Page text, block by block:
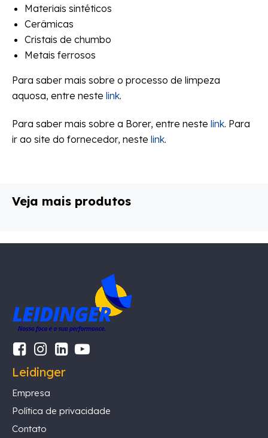
Materiais sintéticos
Cerâmicas
Cristais de chumbo
Metais ferrosos
Para saber mais sobre o processo de limpeza
aquosa, entre neste link.
Para saber mais sobre a Borer, entre neste link. Para
ir ao site do fornecedor, neste link.
Veja mais produtos
Leidinger
Empresa
Política de privacidade
Contato